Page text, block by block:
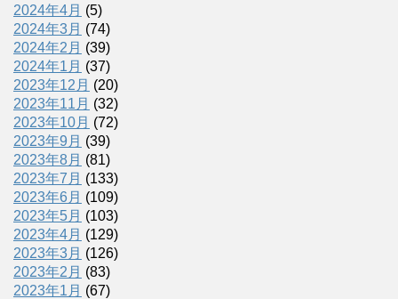
2024年4月 (5)
2024年3月 (74)
2024年2月 (39)
2024年1月 (37)
2023年12月 (20)
2023年11月 (32)
2023年10月 (72)
2023年9月 (39)
2023年8月 (81)
2023年7月 (133)
2023年6月 (109)
2023年5月 (103)
2023年4月 (129)
2023年3月 (126)
2023年2月 (83)
2023年1月 (67)